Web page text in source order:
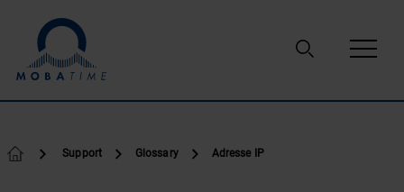
Support Glossary Adresse IP